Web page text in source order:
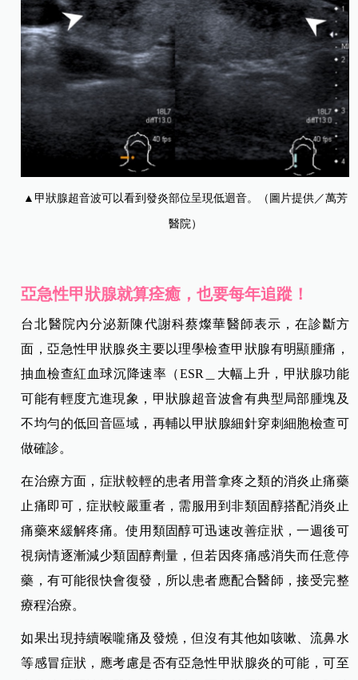
▲甲狀腺超音波可以看到發炎部位呈現低迴音。（圖片提供／萬芳
醫院）
亞急性甲狀腺就算痊癒，也要每年追蹤！
台北醫院內分泌新陳代謝科蔡燦華醫師表示，在診斷方
面，亞急性甲狀腺炎主要以理學檢查甲狀腺有明顯腫痛，
抽血檢查紅血球沉降速率（ESR＿大幅上升，甲狀腺功能
可能有輕度亢進現象，甲狀腺超音波會有典型局部腫塊及
不均勻的低回音區域，再輔以甲狀腺細針穿刺細胞檢查可
做確診。
在治療方面，症狀較輕的患者用普拿疼之類的消炎止痛藥
止痛即可，症狀較嚴重者，需服用到非類固醇搭配消炎止
痛藥來緩解疼痛。使用類固醇可迅速改善症狀，一週後可
視病情逐漸減少類固醇劑量，但若因疼痛感消失而任意停
藥，有可能很快會復發，所以患者應配合醫師，接受完整
療程治療。
如果出現持續喉嚨痛及發燒，但沒有其他如咳嗽、流鼻水
等感冒症狀，應考慮是否有亞急性甲狀腺炎的可能，可至